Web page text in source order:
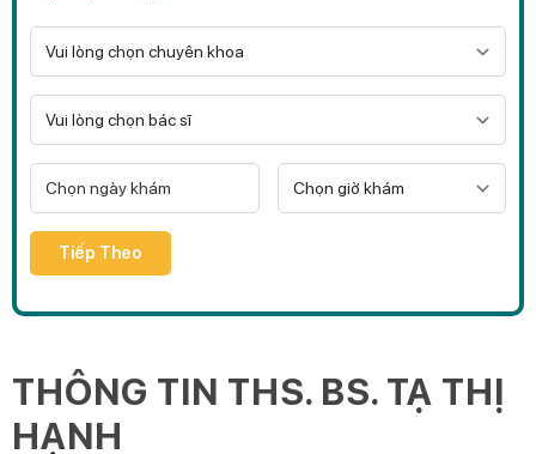
Tiếp Theo
THÔNG TIN THS. BS. TẠ THỊ
HẠNH